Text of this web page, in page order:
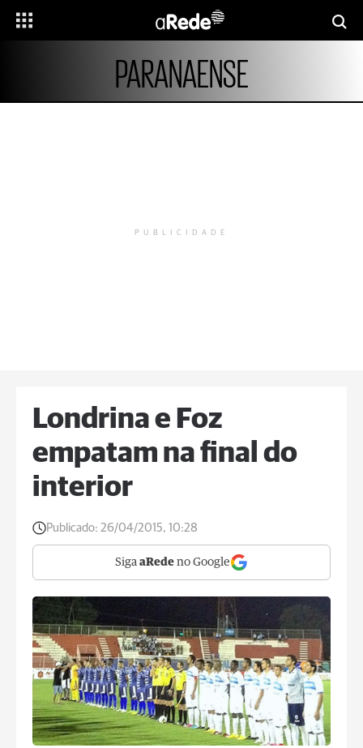
PARANAENSE
PUBLICIDADE
Londrina e Foz
empatam na final do
interior
Publicado: 26/04/2015, 10:28
Siga aRede no Google